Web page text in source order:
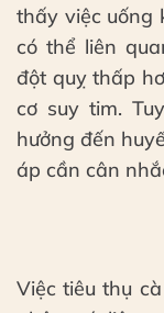
thấy việc uống
có thể liên
đột quỵ thấp
cơ suy tim.
hưởng đến
áp cần cân
Việc tiêu thụ